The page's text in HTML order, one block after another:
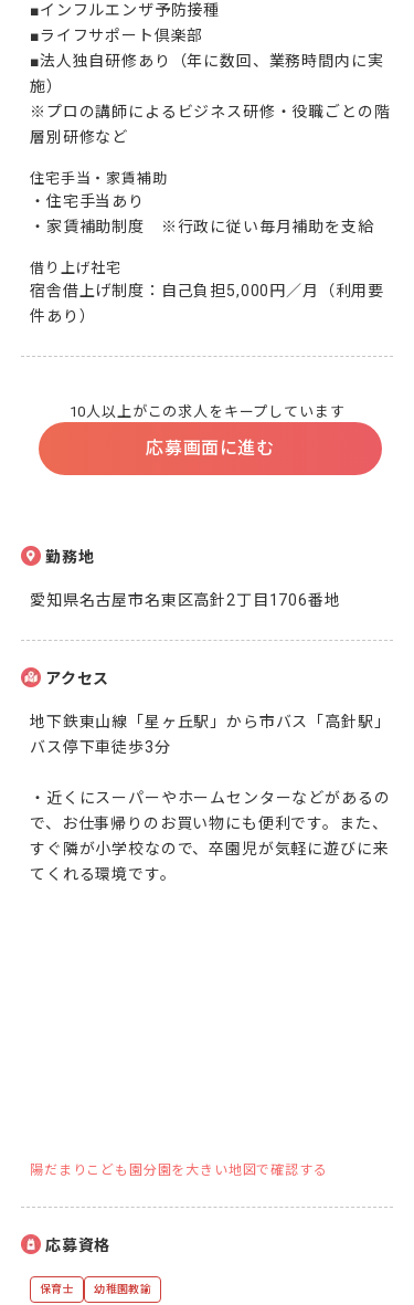
■インフルエンザ予防接種
■ライフサポート倶楽部
■法人独自研修あり（年に数回、業務時間内に実
施）
※プロの講師によるビジネス研修・役職ごとの階
層別研修など
住宅手当・家賃補助
・住宅手当あり
・家賃補助制度　※行政に従い毎月補助を支給
借り上げ社宅
宿舎借上げ制度：自己負担5,000円／月（利用要
件あり）
10人以上がこの求人をキープしています
応募画面に進む
勤務地
愛知県名古屋市名東区高針2丁目1706番地
アクセス
地下鉄東山線「星ヶ丘駅」から市バス「高針駅」
バス停下車徒歩3分
・近くにスーパーやホームセンターなどがあるの
で、お仕事帰りのお買い物にも便利です。また、
すぐ隣が小学校なので、卒園児が気軽に遊びに来
てくれる環境です。
陽だまりこども園分園を大きい地図で確認する
応募資格
保育士 幼稚園教諭